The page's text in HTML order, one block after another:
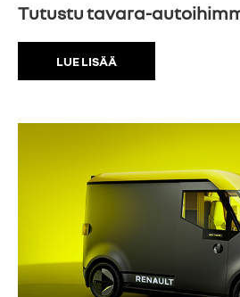
Tutustu tavara-
LUE LISÄÄ